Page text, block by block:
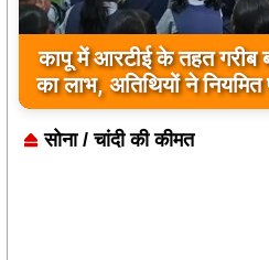
नांदघाट-मुंगेली रोड होगा
किए
सोना / चांदी की कीमत